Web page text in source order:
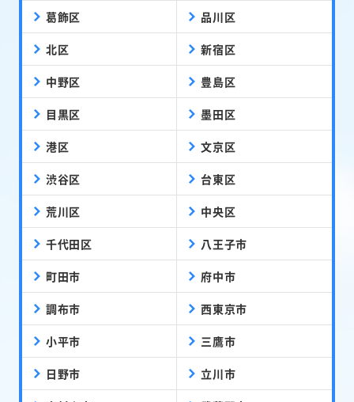
葛飾区 品川区
北区 新宿区
中野区 豊島区
目黒区 墨田区
港区 文京区
渋谷区 台東区
荒川区 中央区
千代田区 八王子市
町田市 府中市
調布市 西東京市
小平市 三鷹市
日野市 立川市